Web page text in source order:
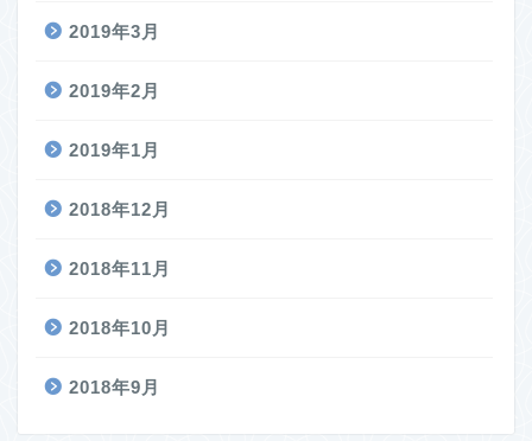
2019年3月
2019年2月
2019年1月
2018年12月
2018年11月
2018年10月
2018年9月